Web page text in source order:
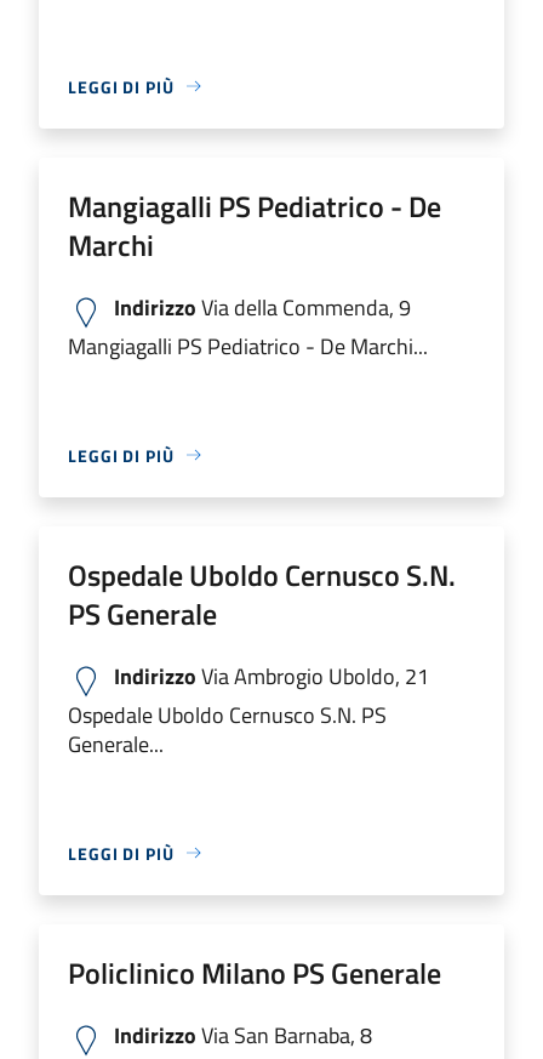
LEGGI DI PIÙ
Mangiagalli PS Pediatrico - De
Marchi
IndirizzoVia della Commenda, 9
Mangiagalli PS Pediatrico - De Marchi...
LEGGI DI PIÙ
Ospedale Uboldo Cernusco S.N.
PS Generale
IndirizzoVia Ambrogio Uboldo, 21
Ospedale Uboldo Cernusco S.N. PS
Generale...
LEGGI DI PIÙ
Policlinico Milano PS Generale
IndirizzoVia San Barnaba, 8